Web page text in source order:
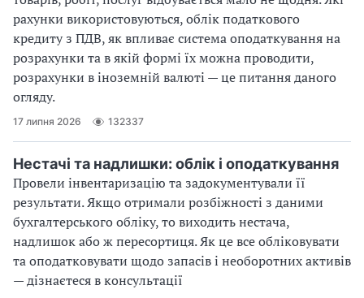
рахунки використовуються, облік податкового
кредиту з ПДВ, як впливає система оподаткування на
розрахунки та в якій формі їх можна проводити,
розрахунки в іноземній валюті — це питання даного
огляду.
17 липня 2026 132337
Нестачі та надлишки: облік і оподаткування
Провели інвентаризацію та задокументували її
результати. Якщо отримали розбіжності з даними
бухгалтерського обліку, то виходить нестача,
надлишок або ж пересортиця. Як це все обліковувати
та оподатковувати щодо запасів і необоротних активів
— дізнаєтеся в консультації